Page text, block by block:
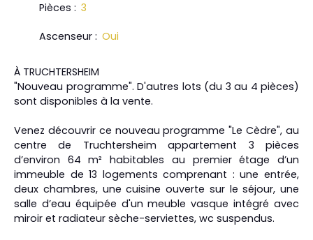
Pièces : 3
Ascenseur : Oui
À TRUCHTERSHEIM
"Nouveau programme". D'autres lots (du 3 au 4 pièces)
sont disponibles à la vente.
Venez découvrir ce nouveau programme "Le Cèdre", au
centre de Truchtersheim appartement 3 pièces
d’environ 64 m² habitables au premier étage d’un
immeuble de 13 logements comprenant : une entrée,
deux chambres, une cuisine ouverte sur le séjour, une
salle d’eau équipée d'un meuble vasque intégré avec
miroir et radiateur sèche-serviettes, wc suspendus.